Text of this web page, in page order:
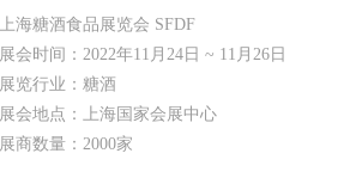
上海糖酒食品展览会 SFDF
展会时间：2022年11月24日 ~ 11月26日
展览行业：糖酒
展会地点：上海国家会展中心
展商数量：2000家